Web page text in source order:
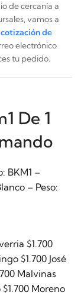
de cercanía a
vamos a
cotización de
electrónico
tu pedido.
De 1
BKM1 –
– Peso:
$1.700
$1.700 José
Malvinas
Moreno